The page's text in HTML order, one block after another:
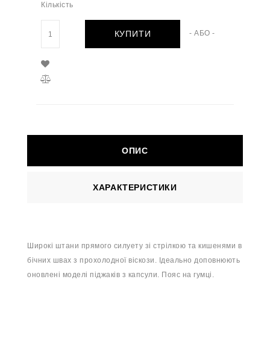
Кількість
КУПИТИ - АБО -
ОПИС
ХАРАКТЕРИСТИКИ
Ш ирокі штани прямого силуету зі стрілкою та кишенями в
бічних швах з прохолодної віскози. Ідеально доповнюють
оновлені моделі піджаків з капсули. Пояс на гумці.